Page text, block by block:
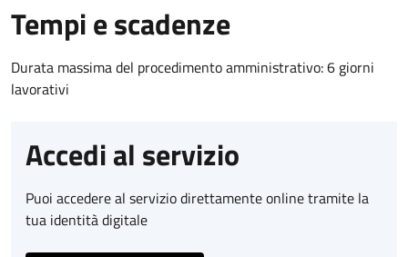
Tempi e scadenze
Durata massima del procedimento amministrativo: 6 giorni
lavorativi
Accedi al servizio
Puoi accedere al servizio direttamente online tramite la
tua identità digitale